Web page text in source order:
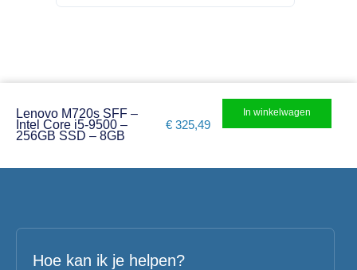
Lenovo M720s SFF –
Intel Core i5-9500 –
256GB SSD – 8GB
€ 325,49
In winkelwagen
Hoe kan ik je helpen?